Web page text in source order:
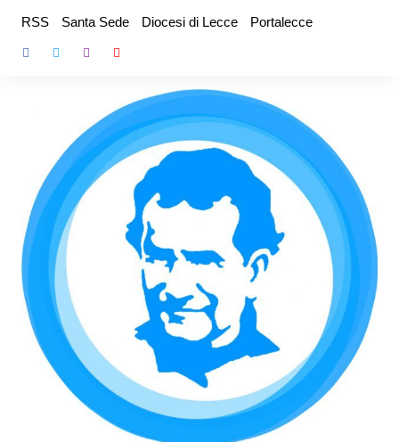
contenuto
RSS Santa Sede Diocesi di Lecce Portalecce